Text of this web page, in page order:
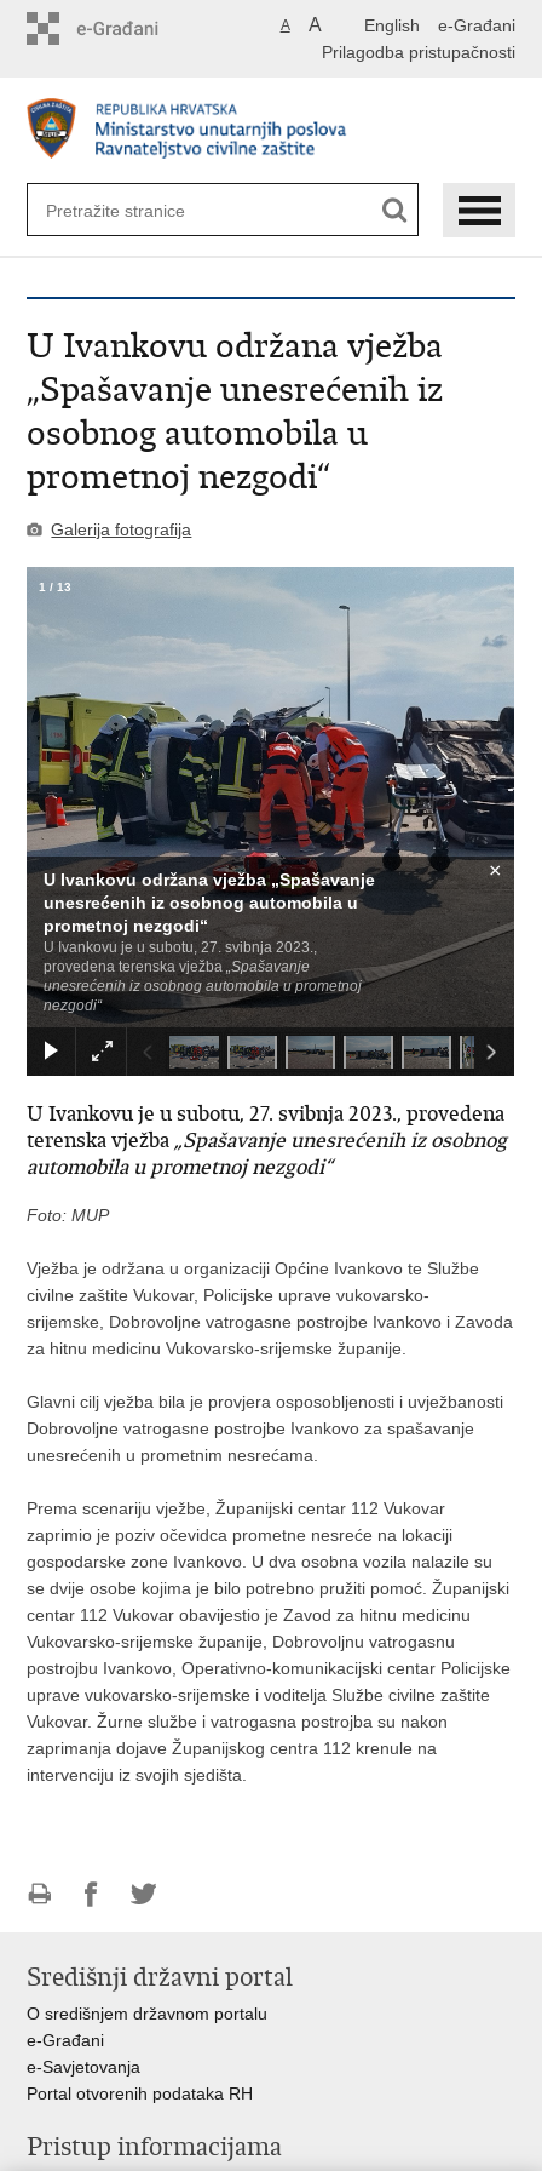
English e-Građani
A A
Prilagodba pristupačnosti
U Ivankovu održana vježba
„Spašavanje unesrećenih iz
osobnog automobila u
prometnoj nezgodi“
Galerija fotografija
U Ivankovu održana vježba „Spašavanje
unesrećenih iz osobnog automobila u
prometnoj nezgodi“
U Ivankovu je u subotu, 27. svibnja 2023.,
provedena terenska vježba „Spašavanje
unesrećenih iz osobnog automobila u prometnoj
nezgodi“
×
1 /13
U Ivankovu je u subotu, 27. svibnja 2023., provedena
terenska vježba „Spašavanje unesrećenih iz osobnog
automobila u prometnoj nezgodi“
Foto: MUP
Vježba je održana u organizaciji Općine Ivankovo te Službe
civilne zaštite Vukovar, Policijske uprave vukovarsko-
srijemske, Dobrovoljne vatrogasne postrojbe Ivankovo i Zavoda
za hitnu medicinu Vukovarsko-srijemske županije.
Glavni cilj vježba bila je provjera osposobljenosti i uvježbanosti
Dobrovoljne vatrogasne postrojbe Ivankovo za spašavanje
unesrećenih u prometnim nesrećama.
Prema scenariju vježbe, Županijski centar 112 Vukovar
zaprimio je poziv očevidca prometne nesreće na lokaciji
gospodarske zone Ivankovo. U dva osobna vozila nalazile su
se dvije osobe kojima je bilo potrebno pružiti pomoć. Županijski
centar 112 Vukovar obavijestio je Zavod za hitnu medicinu
Vukovarsko-srijemske županije, Dobrovoljnu vatrogasnu
postrojbu Ivankovo, Operativno-komunikacijski centar Policijske
uprave vukovarsko-srijemske i voditelja Službe civilne zaštite
Vukovar. Žurne službe i vatrogasna postrojba su nakon
zaprimanja dojave Županijskog centra 112 krenule na
intervenciju iz svojih sjedišta.
FacebookuTwitteru
Središnji državni portal
O središnjem državnom portalu
e-Građani
e-Savjetovanja
Portal otvorenih podataka RH
Pristup informacijama